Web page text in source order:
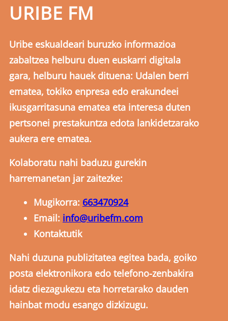
URIBE FM
Uribe eskualdeari buruzko informazioa
zabaltzea helburu duen euskarri digitala
gara, helburu hauek dituena: Udalen berri
ematea, tokiko enpresa edo erakundeei
ikusgarritasuna ematea eta interesa duten
pertsonei prestakuntza edota lankidetzarako
aukera ere ematea.
Kolaboratu nahi baduzu gurekin
harremanetan jar zaitezke:
Mugikorra: 663470924
Email: info@uribefm.com
Kontaktutik
Nahi duzuna publizitatea egitea bada, goiko
posta elektronikora edo telefono-zenbakira
idatz diezagukezu eta horretarako dauden
hainbat modu esango dizkizugu.